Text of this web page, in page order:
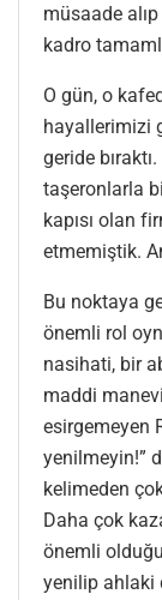
müsaade alıp
kadro
O gün, o
hayallerimizi
geride
taşeronlarla
kapısı olan
etmemiştik.
Bu noktaya
önemli rol
nasihati, bir
maddi
esirgemeyen
yenilmeyin!”
kelimeden
Daha çok
önemli
yenilip ahlaki